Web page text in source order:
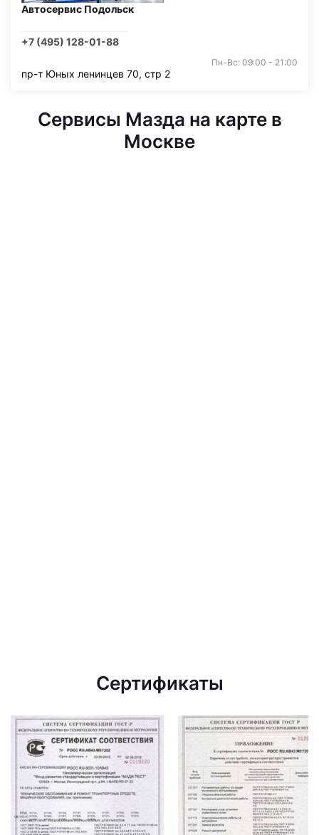
Автосервис Подольск
+7 (495) 128-01-88
Пн-Вс: 09:00 - 21:00
пр-т Юных ленинцев 70, стр 2
Сервисы Мазда на карте в
Москве
Сертификаты